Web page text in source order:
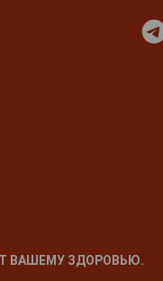
ВАШЕМУ ЗДОРОВЬЮ.